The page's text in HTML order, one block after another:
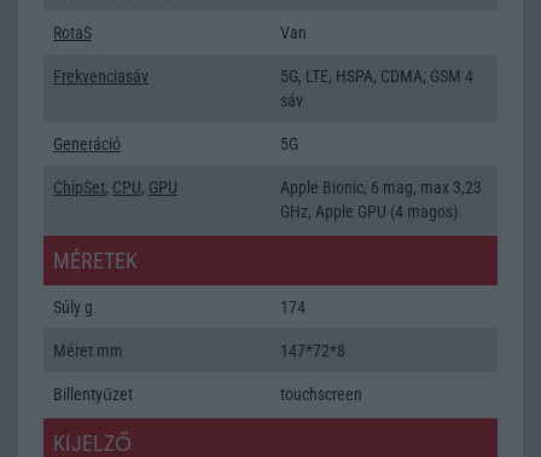
RotaS Van
Frekvenciasáv
5G, LTE, HSPA, CDMA, GSM 4
sáv
Generáció 5G
ChipSet, CPU, GPU
Apple Bionic, 6 mag, max 3,23
GHz, Apple GPU (4 magos)
MÉRETEK
Súly g 174
Méret mm 147*72*8
Billentyűzet touchscreen
KIJELZŐ